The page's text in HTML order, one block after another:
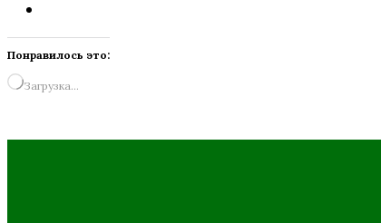
Понравилось это:
Загрузка…